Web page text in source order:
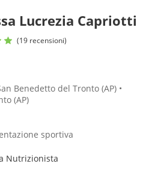
Lucrezia Capriotti
(19 recensioni)
Benedetto del Tronto (AP) •
(AP)
sportiva
Nutrizionista